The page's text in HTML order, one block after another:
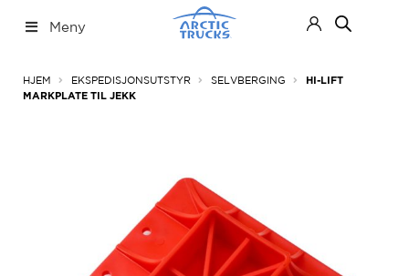
til
til
Meny
HJEM EKSPEDISJONSUTSTYR SELVBERGING
HI-LIFT
MARKPLATE TIL JEKK